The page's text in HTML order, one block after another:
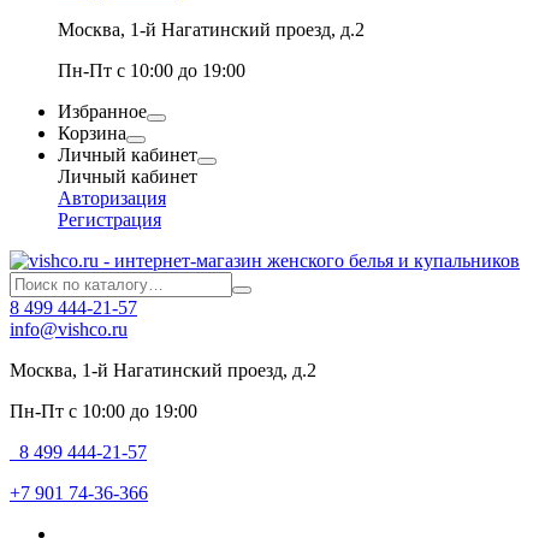
Москва, 1-й Нагатинский проезд, д.2
Пн-Пт с 10:00 до 19:00
Избранное
Корзина
Личный кабинет
Личный кабинет
Авторизация
Регистрация
8 499 444-21-57
info@vishco.ru
Москва, 1-й Нагатинский проезд, д.2
Пн-Пт с 10:00 до 19:00
8 499 444-21-57
+7 901 74-36-366